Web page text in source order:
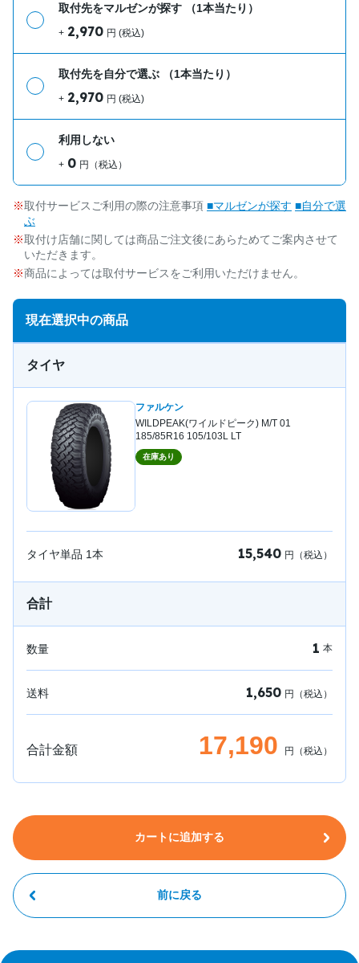
取付先をマルゼンが探す （1本当たり）
+ 2,970 円 (税込)
取付先を自分で選ぶ （1本当たり）
+ 2,970 円 (税込)
利用しない
+ 0 円（税込）
取付サービスご利用の際の注意事項 ■マルゼンが探す ■自分で選
ぶ
取付け店舗に関しては商品ご注文後にあらためてご案内させて
いただきます。
商品によっては取付サービスをご利用いただけません。
現在選択中の商品
タイヤ
ファルケン
WILDPEAK(ワイルドピーク) M/T 01
185/85R16 105/103L LT
在庫あり
タイヤ単品 1本 15,540 円（税込）
合計
数量 1 本
送料 1,650 円（税込）
合計金額 17,190 円（税込）
カートに追加する
前に戻る